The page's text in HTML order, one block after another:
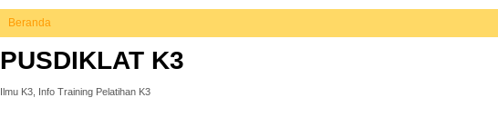
Beranda
PUSDIKLAT K3
Ilmu K3, Info Training Pelatihan K3